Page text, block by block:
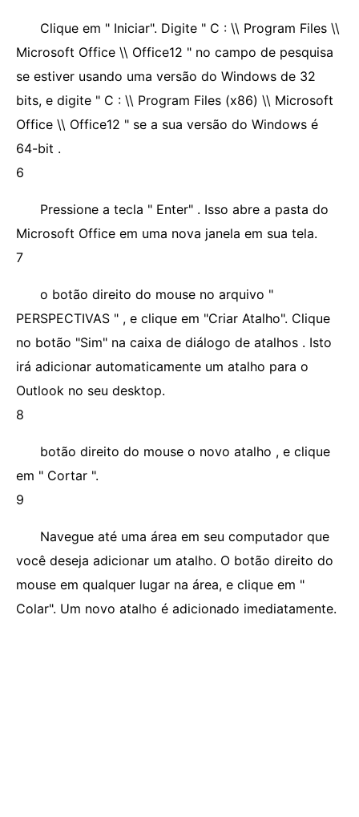
Clique em " Iniciar". Digite " C : \\ Program Files \\
Microsoft Office \\ Office12 " no campo de pesquisa
se ​​estiver usando uma versão do Windows de 32
bits, e digite " C : \\ Program Files (x86) \\ Microsoft
Office \\ Office12 " se a sua versão do Windows é
64-bit .
6
Pressione a tecla " Enter" . Isso abre a pasta do
Microsoft Office em uma nova janela em sua tela.
7
o botão direito do mouse no arquivo "
PERSPECTIVAS " , e clique em "Criar Atalho". Clique
no botão "Sim" na caixa de diálogo de atalhos . Isto
irá adicionar automaticamente um atalho para o
Outlook no seu desktop.
8
botão direito do mouse o novo atalho , e clique
em " Cortar ".
9
Navegue até uma área em seu computador que
você deseja adicionar um atalho. O botão direito do
mouse em qualquer lugar na área, e clique em "
Colar". Um novo atalho é adicionado imediatamente.